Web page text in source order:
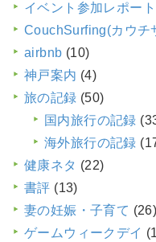
イベント参加レポート
CouchSurfing(カウチ
airbnb (10)
神戸案内 (4)
旅の記録 (50)
国内旅行の記録
海外旅行の記録
健康ネタ (22)
書評 (13)
妻の妊娠・子育て (26)
ゲームウィークデイ